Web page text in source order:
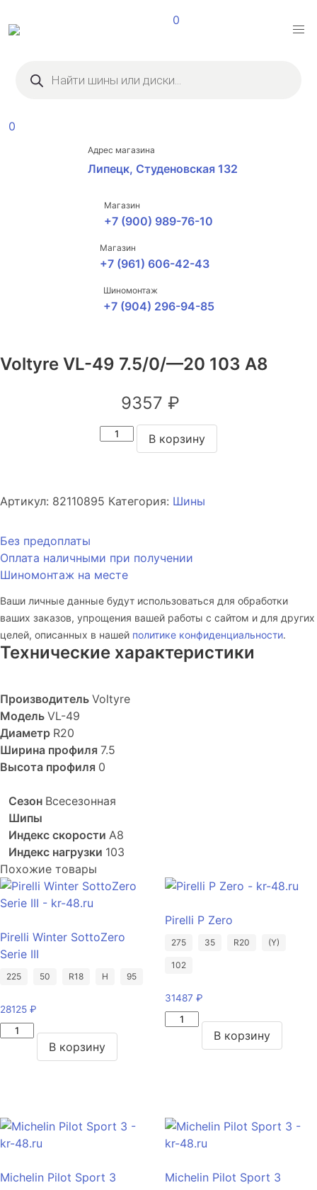
0
товаров
0
Адрес магазина
Липецк, Студеновская 132
Магазин
+7 (900) 989-76-10
Магазин
+7 (961) 606-42-43
Шиномонтаж
+7 (904) 296-94-85
Voltyre VL-49 7.5/0/—20 103 A8
9357 ₽
Количество
товара
49
103
В корзину
Артикул: 82110895 Категория: Шины
Без предоплаты
Оплата наличными при получении
Шиномонтаж на месте
Ваши личные данные будут использоваться для обработки
ваших заказов, упрощения вашей работы с сайтом и для других
целей, описанных в нашей политике конфиденциальности.
Технические характеристики
Производитель Voltyre
Модель VL-49
Диаметр R20
Ширина профиля 7.5
Высота профиля 0
Сезон Всесезонная
Шипы
Индекс скорости A8
Индекс нагрузки 103
Похожие товары
Pirelli Winter SottoZero
Serie III
225 50 R18 H 95
28125 ₽
Количество
III
225/50/R18
H
В корзину
Pirelli P Zero
275 35 R20 (Y)
102
31487 ₽
Количество
102
Y
В корзину
Michelin Pilot Sport 3 Michelin Pilot Sport 3